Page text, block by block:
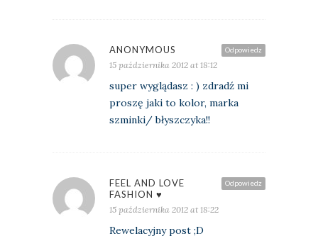
Odpowiedz
ANONYMOUS
15 października 2012 at 18:12
super wyglądasz : ) zdradź mi
proszę jaki to kolor, marka
szminki/ błyszczyka!!
Odpowiedz
FEEL AND LOVE
FASHION ♥
15 października 2012 at 18:22
Rewelacyjny post ;D